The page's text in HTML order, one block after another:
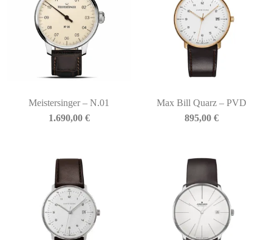
Meistersinger – N.01
1.690,00 €
Max Bill Quarz – PVD
895,00€